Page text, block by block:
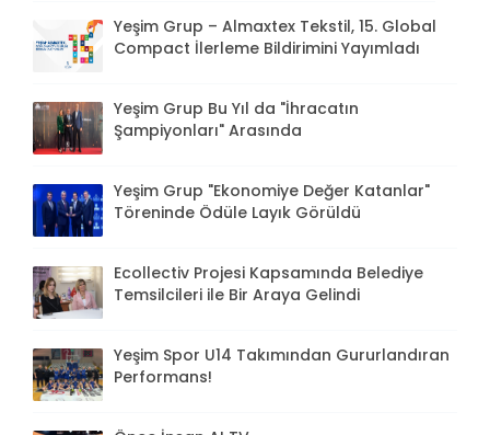
Yeşim Grup – Almaxtex Tekstil, 15. Global
Compact İlerleme Bildirimini Yayımladı
Yeşim Grup Bu Yıl da "İhracatın
Şampiyonları" Arasında
Yeşim Grup "Ekonomiye Değer Katanlar"
Töreninde Ödüle Layık Görüldü
Ecollectiv Projesi Kapsamında Belediye
Temsilcileri ile Bir Araya Gelindi
Yeşim Spor U14 Takımından Gururlandıran
Performans!